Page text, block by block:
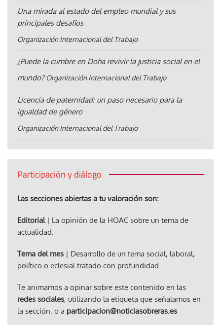
Una mirada al estado del empleo mundial y sus
principales desafíos
Organización Internacional del Trabajo
¿Puede la cumbre en Doha revivir la justicia social en el
mundo? Organización Internacional del Trabajo
Licencia de paternidad: un paso necesario para la
igualdad de género
Organización Internacional del Trabajo
Participación y diálogo
Las secciones abiertas a tu valoración son:
Editorial| La opinión de la HOAC sobre un tema de
actualidad.
Tema del mes | Desarrollo de un tema social, laboral,
político o eclesial tratado con profundidad.
Te animamos a opinar sobre este contenido en las
redes sociales, utilizando la etiqueta que señalamos en
la sección, o a participacion@noticiasobreras.es